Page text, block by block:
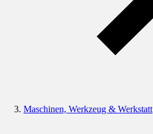
Maschinen, Werkzeug & Werkstatt